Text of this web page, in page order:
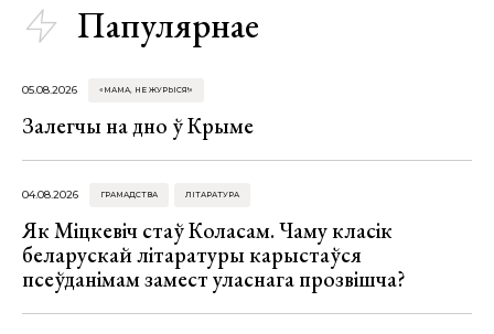
Папулярнае
05.08.2026 «МАМА, НЕ ЖУРЫСЯ!»
Залегчы на дно ў Крыме
04.08.2026 ГРАМАДСТВА ЛІТАРАТУРА
Як Міцкевіч стаў Коласам. Чаму класік
беларускай літаратуры карыстаўся
псеўданімам замест уласнага прозвішча?